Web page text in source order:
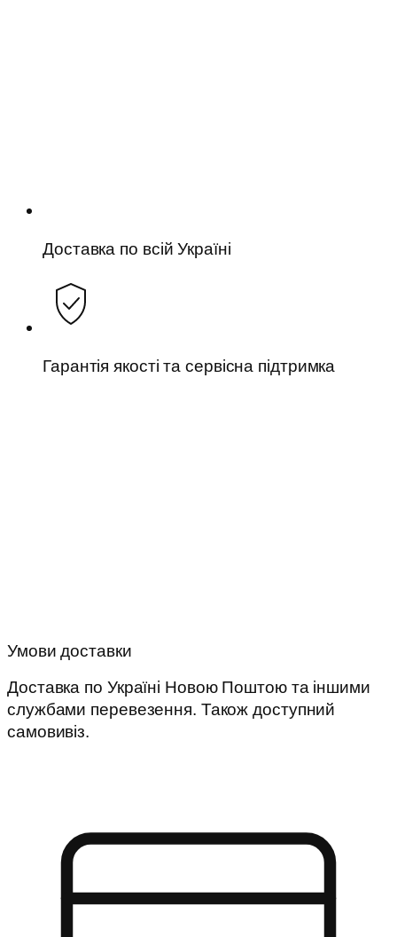
Доставка по всій Україні
Гарантія якості та сервісна підтримка
Умови доставки
Доставка по Україні Новою Поштою та іншими
службами перевезення. Також доступний
самовивіз.